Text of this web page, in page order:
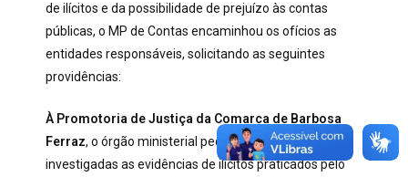
de ilícitos e da possibilidade de prejuízo às contas
públicas, o MP de Contas encaminhou os ofícios as
entidades responsáveis, solicitando as seguintes
providências:
À Promotoria de Justiça da Comarca de Barbosa
Ferraz, o órgão ministerial pede que sejam
investigadas as evidências de ilícitos praticados pelo